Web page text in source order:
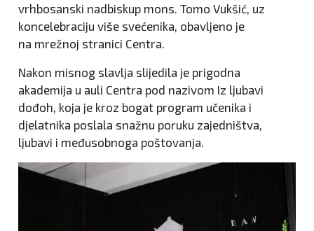
vrhbosanski nadbiskup mons. Tomo Vukšić, uz
koncelebraciju više svećenika, obavljeno je
na mrežnoj stranici Centra.
Nakon misnog slavlja slijedila je prigodna
akademija u auli Centra pod nazivom Iz ljubavi
dođoh, koja je kroz bogat program učenika i
djelatnika poslala snažnu poruku zajedništva,
ljubavi i međusobnoga poštovanja.